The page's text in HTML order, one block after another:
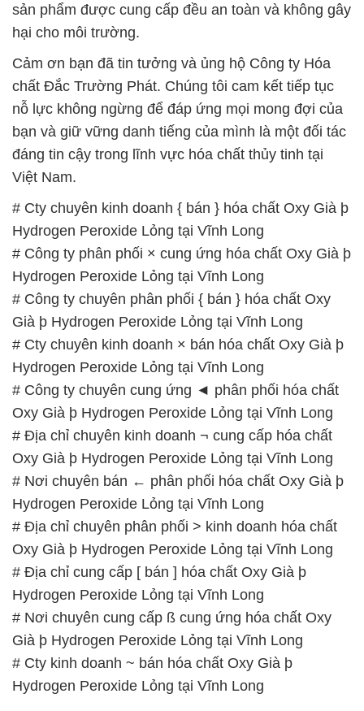
sản phẩm được cung cấp đều an toàn và không gây
hại cho môi trường.
Cảm ơn bạn đã tin tưởng và ủng hộ Công ty Hóa
chất Đắc Trường Phát. Chúng tôi cam kết tiếp tục
nỗ lực không ngừng để đáp ứng mọi mong đợi của
bạn và giữ vững danh tiếng của mình là một đối tác
đáng tin cậy trong lĩnh vực hóa chất thủy tinh tại
Việt Nam.
# Cty chuyên kinh doanh { bán } hóa chất Oxy Già þ
Hydrogen Peroxide Lỏng tại Vĩnh Long
# Công ty phân phối × cung ứng hóa chất Oxy Già þ
Hydrogen Peroxide Lỏng tại Vĩnh Long
# Công ty chuyên phân phối { bán } hóa chất Oxy
Già þ Hydrogen Peroxide Lỏng tại Vĩnh Long
# Cty chuyên kinh doanh × bán hóa chất Oxy Già þ
Hydrogen Peroxide Lỏng tại Vĩnh Long
# Công ty chuyên cung ứng ◄ phân phối hóa chất
Oxy Già þ Hydrogen Peroxide Lỏng tại Vĩnh Long
# Địa chỉ chuyên kinh doanh ¬ cung cấp hóa chất
Oxy Già þ Hydrogen Peroxide Lỏng tại Vĩnh Long
# Nơi chuyên bán ← phân phối hóa chất Oxy Già þ
Hydrogen Peroxide Lỏng tại Vĩnh Long
# Địa chỉ chuyên phân phối > kinh doanh hóa chất
Oxy Già þ Hydrogen Peroxide Lỏng tại Vĩnh Long
# Địa chỉ cung cấp [ bán ] hóa chất Oxy Già þ
Hydrogen Peroxide Lỏng tại Vĩnh Long
# Nơi chuyên cung cấp ß cung ứng hóa chất Oxy
Già þ Hydrogen Peroxide Lỏng tại Vĩnh Long
# Cty kinh doanh ~ bán hóa chất Oxy Già þ
Hydrogen Peroxide Lỏng tại Vĩnh Long